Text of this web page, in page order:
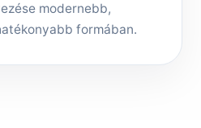
modernebb,
formában.